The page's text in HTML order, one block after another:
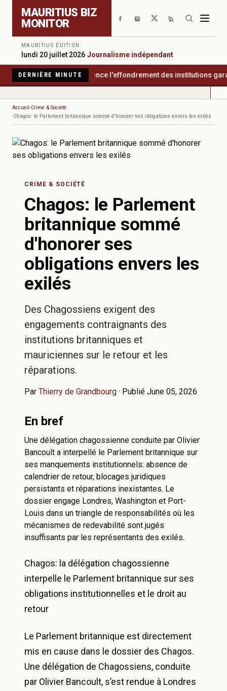
MAURITIUS BIZ
MONITOR
MAURITIUS ÉDITION
lundi 20 juillet 2026·Journalisme indépendant
DERNIÈRE MINUTE
International dénonce l'effondrement des institutions
Accueil Crime & Société
Chagos: le Parlement britannique sommé d'honorer ses obligations envers les exilés
CRIME & SOCIÉTÉ
Chagos: le Parlement
britannique sommé
d'honorer ses
obligations envers les
exilés
Des Chagossiens exigent des
engagements contraignants des
institutions britanniques et
mauriciennes sur le retour et les
réparations.
Par Thierry de Grandbourg · Publié June 05, 2026
En bref
Une délégation chagossienne conduite par Olivier
Bancoult a interpellé le Parlement britannique sur
ses manquements institutionnels: absence de
calendrier de retour, blocages juridiques
persistants et réparations inexistantes. Le
dossier engage Londres, Washington et Port-
Louis dans un triangle de responsabilités où les
mécanismes de redevabilité sont jugés
insuffisants par les représentants des exilés.
Chagos: la délégation chagossienne
interpelle le Parlement britannique sur ses
obligations institutionnelles et le droit au
retour
Le Parlement britannique est directement
mis en cause dans le dossier des Chagos.
Une délégation de Chagossiens, conduite
par Olivier Bancoult, s’est rendue à Londres